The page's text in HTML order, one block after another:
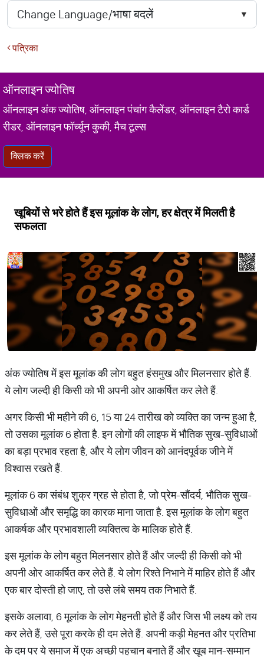
पत्रिका
ऑनलाइन ज्योतिष
ऑनलाइन अंक ज्योतिष, ऑनलाइन पंचांग कैलेंडर, ऑनलाइन टैरो कार्ड
रीडर, ऑनलाइन फॉर्च्यून कुकी, मैच टूल्स
क्लिक करें
खूबियों से भरे होते हैं इस मूलांक के लोग, हर क्षेत्र में मिलती है
सफलता
अंक ज्योतिष में इस मूलांक की लोग बहुत हंसमुख और मिलनसार होते हैं.
ये लोग जल्दी ही किसी को भी अपनी ओर आकर्षित कर लेते हैं.
अगर किसी भी महीने की 6, 15 या 24 तारीख को व्यक्ति का जन्म हुआ है,
तो उसका मूलांक 6 होता है. इन लोगों की लाइफ में भौतिक सुख-सुविधाओं
का बड़ा प्रभाव रहता है, और ये लोग जीवन को आनंदपूर्वक जीने में
विश्वास रखते हैं.
मूलांक 6 का संबंध शुक्र ग्रह से होता है, जो प्रेम-सौंदर्य, भौतिक सुख-
सुविधाओं और समृद्धि का कारक माना जाता है. इस मूलांक के लोग बहुत
आकर्षक और प्रभावशाली व्यक्तित्व के मालिक होते हैं.
इस मूलांक के लोग बहुत मिलनसार होते हैं और जल्दी ही किसी को भी
अपनी ओर आकर्षित कर लेते हैं. ये लोग रिश्ते निभाने में माहिर होते हैं और
एक बार दोस्ती हो जाए, तो उसे लंबे समय तक निभाते हैं.
इसके अलावा, 6 मूलांक के लोग मेहनती होते हैं और जिस भी लक्ष्य को तय
कर लेते हैं, उसे पूरा करके ही दम लेते हैं. अपनी कड़ी मेहनत और प्रतिभा
के दम पर ये समाज में एक अच्छी पहचान बनाते हैं और खूब मान-सम्मान